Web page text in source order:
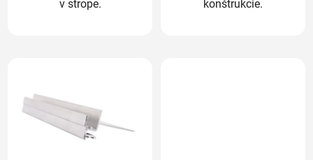
v strope. konštrukcie.